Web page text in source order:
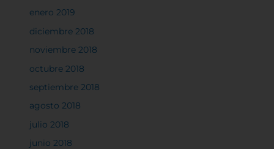
enero 2019
diciembre 2018
noviembre 2018
octubre 2018
septiembre 2018
agosto 2018
julio 2018
junio 2018